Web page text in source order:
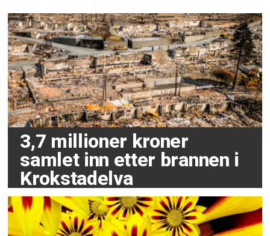
3,7 millioner kroner
samlet inn etter brannen i
Krokstadelva